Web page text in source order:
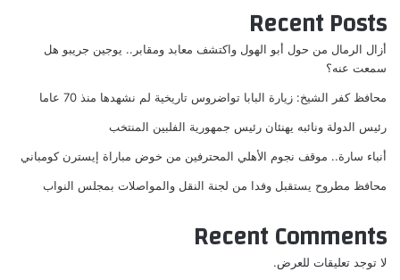
Recent Posts
أزال الرمال من حول أبو الهول واكتشف معابد ومقابر.. يوجين جريبو هل
سمعت عنه؟
محافظ كفر الشيخ: زيارة البابا تواضروس تاريخية لم نشهدها منذ 70 عاما
رئيس الدولة ونائبه يهنئان رئيس جمهورية الفلبين المنتخب
أنباء سارة.. موقف نجوم الأهلي المحترفين من خوض مباراة إيسترن كومباني
محافظ مطروح يستقبل وفدا من لجنة النقل والمواصلات بمجلس النواب
Recent Comments
لا توجد تعليقات للعرض.